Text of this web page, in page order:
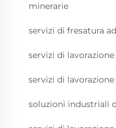
minerarie
servizi di fresatura
servizi di
servizi di
soluzioni industriali